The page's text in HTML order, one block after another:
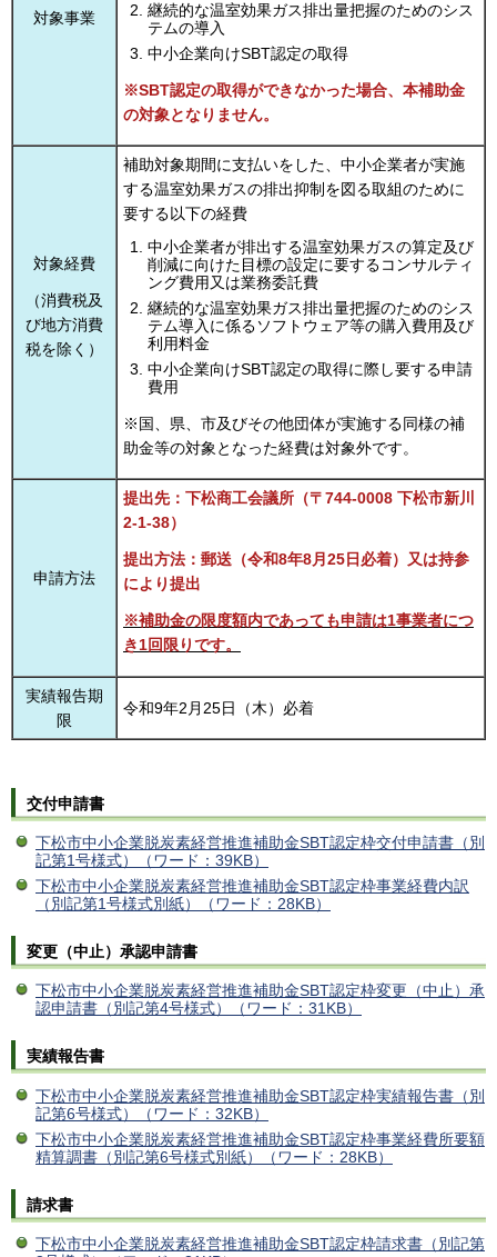
対象事業
継続的な温室効果ガス排出量把握のためのシス
テムの導入
中小企業向けSBT認定の取得
※SBT認定の取得ができなかった場合、本補助金
の対象となりません。
対象経費
（消費税及
び地方消費
税を除く）
補助対象期間に支払いをした、中小企業者が実施
する温室効果ガスの排出抑制を図る取組のために
要する以下の経費
中小企業者が排出する温室効果ガスの算定及び
削減に向けた目標の設定に要するコンサルティ
ング費用又は業務委託費
継続的な温室効果ガス排出量把握のためのシス
テム導入に係るソフトウェア等の購入費用及び
利用料金
中小企業向けSBT認定の取得に際し要する申請
費用
※国、県、市及びその他団体が実施する同様の補
助金等の対象となった経費は対象外です。
申請方法
提出先：下松商工会議所（〒744-0008 下松市新川
2-1-38）
提出方法：郵送 （令和8年8月25日必着） 又は持参
により提出
※補助金の限度額内であっても申請は1事業者につ
き1回限りです。
実績報告期
限
令和9年2月25日（木）必着
交付申請書
下松市中小企業脱炭素経営推進補助金SBT認定枠交付申請書（別
記第1号様式）（ワード：39KB）
下松市中小企業脱炭素経営推進補助金SBT認定枠事業経費内訳
（別記第1号様式別紙）（ワード：28KB）
変更（中止）承認申請書
下松市中小企業脱炭素経営推進補助金SBT認定枠変更（中止）承
認申請書（別記第4号様式）（ワード：31KB）
実績報告書
下松市中小企業脱炭素経営推進補助金SBT認定枠実績報告書（別
記第6号様式）（ワード：32KB）
下松市中小企業脱炭素経営推進補助金SBT認定枠事業経費所要額
精算調書（別記第6号様式別紙）（ワード：28KB）
請求書
下松市中小企業脱炭素経営推進補助金SBT認定枠請求書（別記第